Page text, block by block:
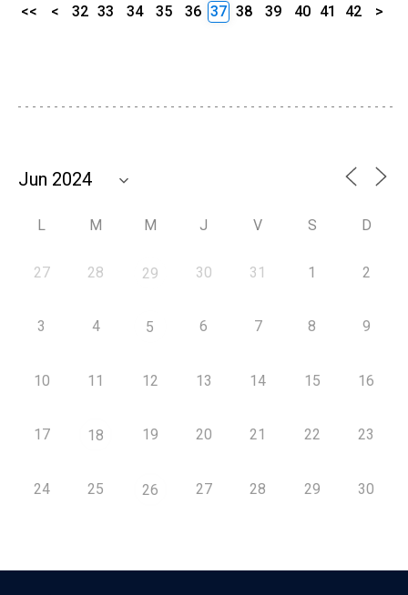
<< < 32 33 34 35 36 37 38 39 40 41 42 >
L M M J V S D
27 28 29 30 31 1 2
3 4 5 6 7 8 9
10 11 12 13 14 15 16
17 18 19 20 21 22 23
24 25 26 27 28 29 30